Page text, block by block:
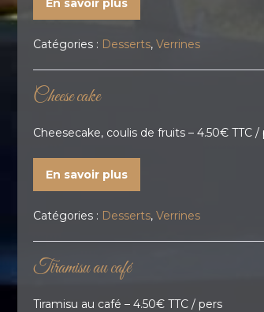
En savoir plus
Catégories : Desserts, Verrines
Cheese cake
Cheesecake, coulis de fruits – 4.50€ TTC /
En savoir plus
Catégories : Desserts, Verrines
Tiramisu au café
Tiramisu au café – 4.50€ TTC / pers